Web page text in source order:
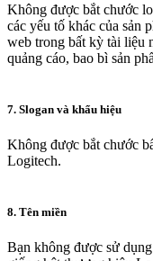
Không được bắt chước
các yếu tố khác của sản
web trong bất kỳ tài liệu
quảng cáo, bao bì sản
7. Slogan và khẩu hiệu
Không được bắt chước
Logitech.
8. Tên miền
Bạn không được sử